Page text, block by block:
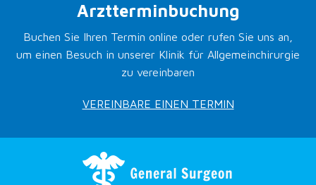
Arztterminbuchung
Buchen Sie Ihren Termin online oder rufen Sie uns an,
um einen Besuch in unserer Klinik für Allgemeinchirurgie
zu vereinbaren
VEREINBARE EINEN TERMIN